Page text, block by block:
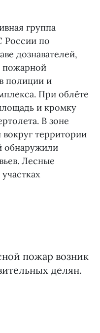
группа
России по
дознавателей,
пожарной
полиции и
При облёте
и кромку
В зоне
территории
обнаружили
Лесные
пожар возник
делян.